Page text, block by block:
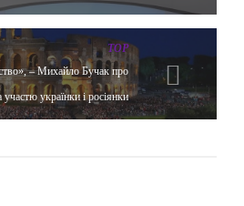
TOP
– Михайло Бучак про
участю українки і росіянки